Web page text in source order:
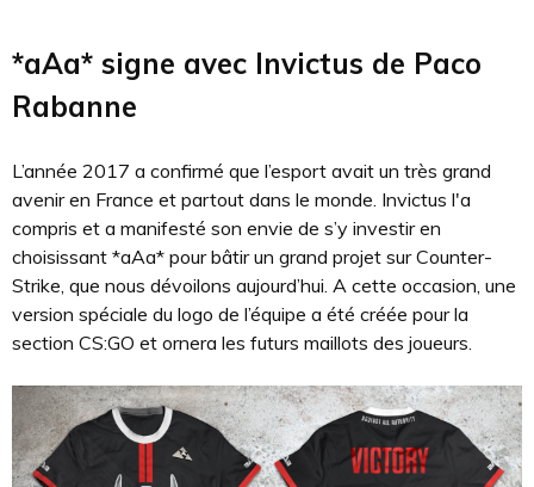
*aAa* signe avec Invictus de Paco
Rabanne
L’année 2017 a confirmé que l’esport avait un très grand
avenir en France et partout dans le monde. Invictus l'a
compris et a manifesté son envie de s’y investir en
choisissant *aAa* pour bâtir un grand projet sur Counter-
Strike, que nous dévoilons aujourd’hui. A cette occasion, une
version spéciale du logo de l’équipe a été créée pour la
section CS:GO et ornera les futurs maillots des joueurs.